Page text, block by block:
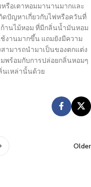
รือเตาหอมมานานมากและ
ดปัญหาเกี่ยวกับไฟหรือควันที่
ก้านไม้หอม ที่มีกลิ่นน้ำมันหอม
งานมากขึ้น แถมยังมีความ
ามารถนำมาเป็นของตกแต่ง
พร้อมกับการปล่อยกลิ่นหอมๆ
นเหล่านั้นด้วย
Older